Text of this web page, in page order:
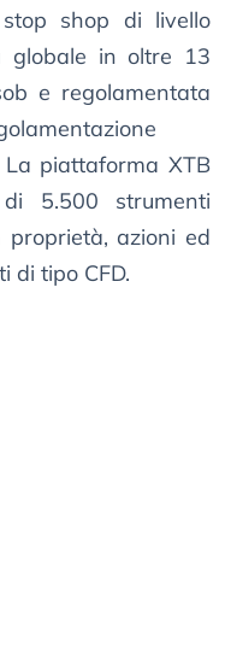
shop di livello
globale in oltre 13
e regolamentata
piattaforma XTB
5.500 strumenti
azioni ed
​​di tipo CFD.